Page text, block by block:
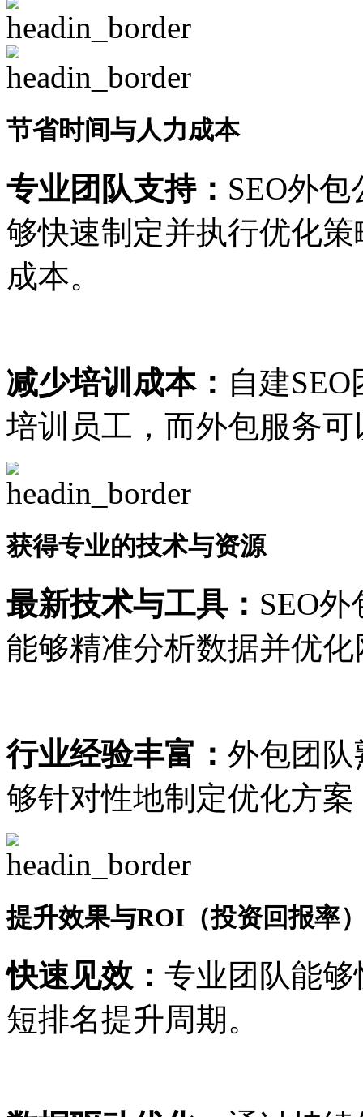
节省时间与人力成本
专业团队支持： SEO外
够快速制定并执行优化
成本。
减少培训成本： 自建
培训员工，而外包服务
获得专业的技术与资源
最新技术与工具： SEO
能够精准分析数据并优化
行业经验丰富： 外包团队
够针对性地制定优化方
提升效果与ROI（投资回报率
快速见效： 专业团队能
短排名提升周期。